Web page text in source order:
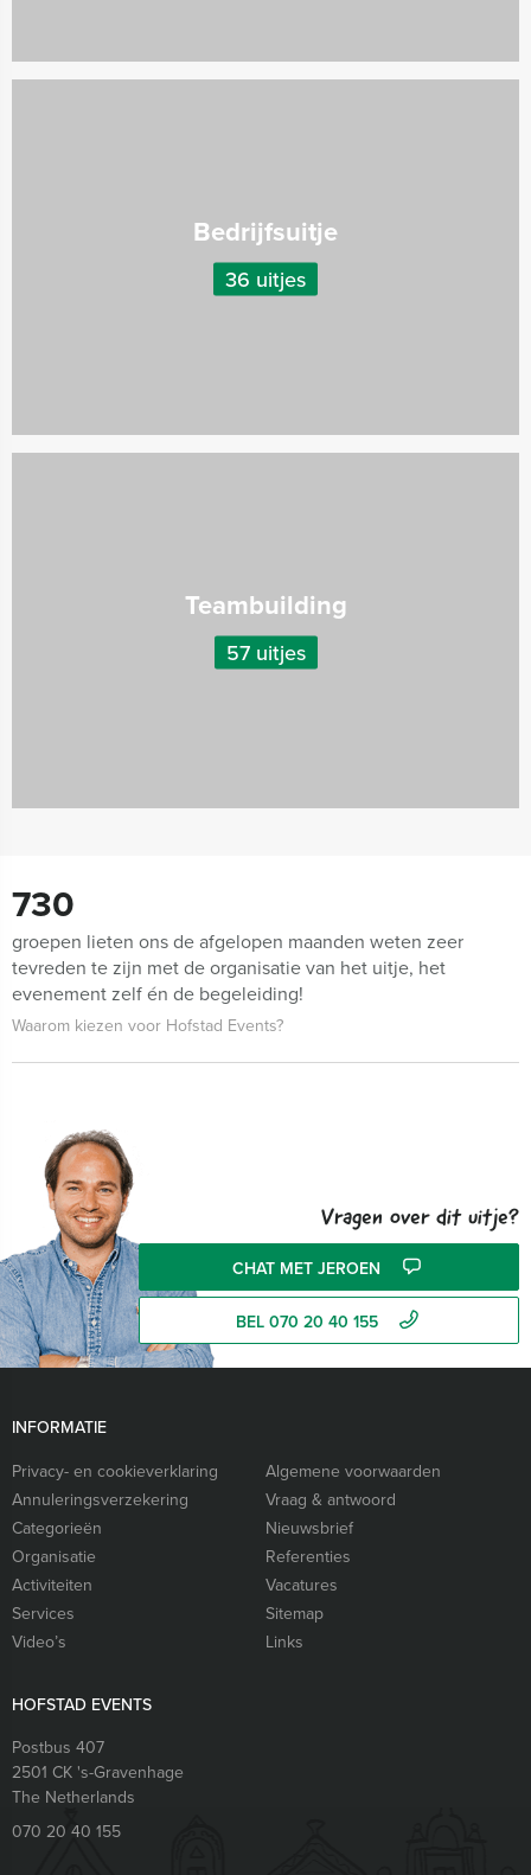
Bedrijfsuitje
36 uitjes
Teambuilding
57 uitjes
730
groepen lieten ons de afgelopen maanden weten zeer
tevreden te zijn met de organisatie van het uitje, het
evenement zelf én de begeleiding!
Waarom kiezen voor Hofstad Events?
Vragen over dit uitje?
CHAT MET JEROEN
BEL 070 20 40 155
INFORMATIE
Privacy- en cookieverklaring
Algemene voorwaarden
Annuleringsverzekering
Vraag & antwoord
Categorieën
Nieuwsbrief
Organisatie
Referenties
Activiteiten
Vacatures
Services
Sitemap
Video’s
Links
HOFSTAD EVENTS
Postbus 407
2501 CK 's-Gravenhage
The Netherlands
070 20 40 155